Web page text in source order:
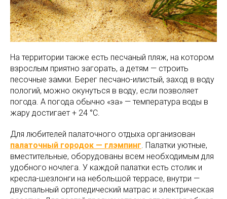
На территории также есть песчаный пляж, на котором
взрослым приятно загорать, а детям — строить
песочные замки. Берег песчано-илистый, заход в воду
пологий, можно окунуться в воду, если позволяет
погода. А погода обычно «за» — температура воды в
жару достигает + 24 °C.
Для любителей палаточного отдыха организован
палаточный городок — глэмпинг. Палатки уютные,
вместительные, оборудованы всем необходимым для
удобного ночлега. У каждой палатки есть столик и
кресла-шезлонги на небольшой террасе, внутри —
двуспальный ортопедический матрас и электрическая